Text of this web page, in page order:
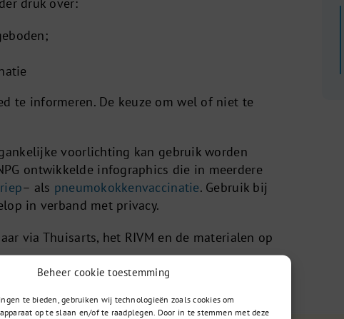
Beheer cookie toestemming
te bieden, gebruiken wij technologieën zoals cookies om
op te slaan en/of te raadplegen. Door in te stemmen met deze
te informeren. De keuze om wel of niet te
voorlichting kan gebruik worden
ontwikkelde infographics die in meerdere
– als pneumokokkenvaccinatie. Gebruik bij
in verband met privacy.
via Thuisarts, het RIVM en de materialen op